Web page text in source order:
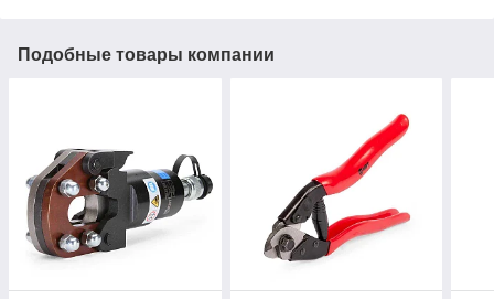
Подобные товары компании